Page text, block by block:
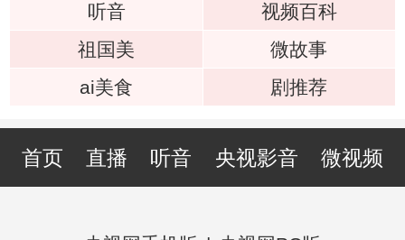
听音
视频百科
祖国美
微故事
ai美食
剧推荐
首页 直播 听音 央视影音 微视频